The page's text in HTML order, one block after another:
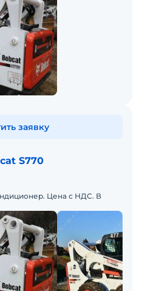
S770
Цена с НДС. В
заявку